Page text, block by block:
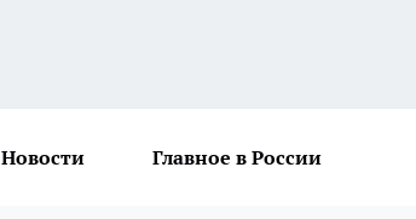
Новости Главное в России